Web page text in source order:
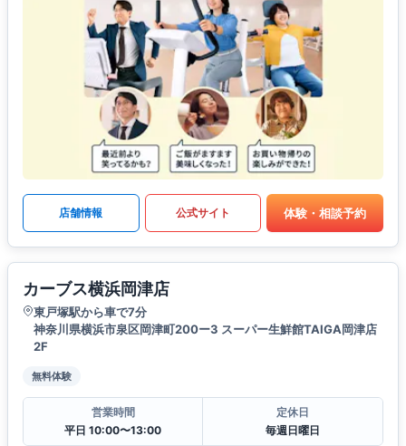
店舗情報 公式サイト 体験・相談予約
カーブス横浜岡津店
東戸塚駅から車で7分
神奈川県横浜市泉区岡津町200ー3 スーパー生鮮館TAIGA岡津店
2F
無料体験
営業時間
平日 10:00〜13:00
定休日
毎週日曜日